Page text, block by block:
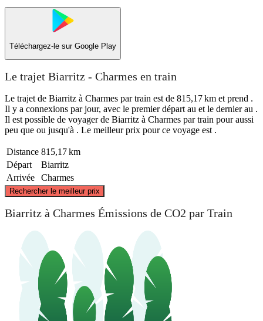
Téléchargez-le sur Google Play
Le trajet Biarritz - Charmes en train
Le trajet de Biarritz à Charmes par train est de 815,17 km et prend .
Il y a connexions par jour, avec le premier départ au et le dernier au .
Il est possible de voyager de Biarritz à Charmes par train pour aussi
peu que ou jusqu'à . Le meilleur prix pour ce voyage est .
Distance 815,17 km
Départ
Biarritz
Arrivée
Charmes
Rechercher le meilleur prix
Biarritz à Charmes Émissions de CO2 par Train